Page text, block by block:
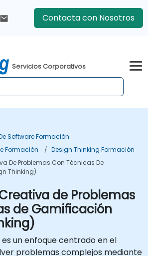
Contacta con Nosotros
Servicios Corporativos
Software Formación
Formación
Design Thinking Formación
De Problemas Con Técnicas De
Thinking)
de Problemas
de Gamificación
es un enfoque centrado en el
problemas complejos mediante